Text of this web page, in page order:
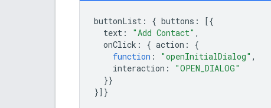
buttonList : { buttons :
[{
text : "Add Contact" ,
onClick : { action :
{
function : "openInitialDialog" ,
interaction :
"OPEN_DIALOG"
}}
}]}